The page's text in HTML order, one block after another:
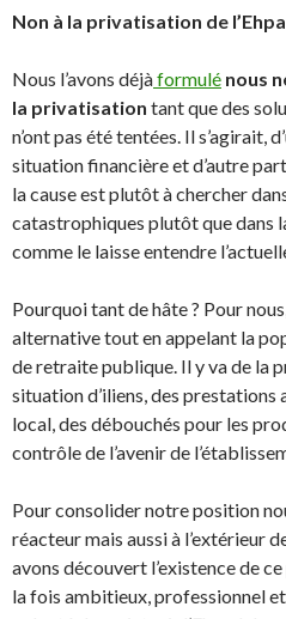
Non à la privatisation de
Nous l’avons déjàformulé nous
la privatisation tant que des
n’ont pas été tentées. Il s’agirait,
situation financière et d’autre
la cause est plutôt à chercher
catastrophiques plutôt que dans
comme le laisse entendre
Pourquoi tant de hâte ? Pour
alternative tout en appelant la
de retraite publique. Il y va de la
situation d’iliens, des prestations
local, des débouchés pour les
contrôle de l’avenir de
Pour consolider notre position
réacteur mais aussi à l’extérieur
avons découvert l’existence de
la fois ambitieux, professionnel